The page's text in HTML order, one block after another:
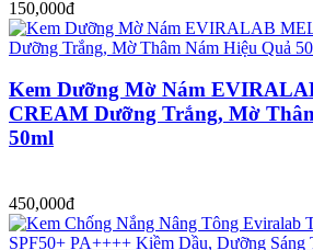
150,000đ
Kem Dưỡng Mờ Nám
CREAM Dưỡng Trắng, Mờ
50ml
450,000đ